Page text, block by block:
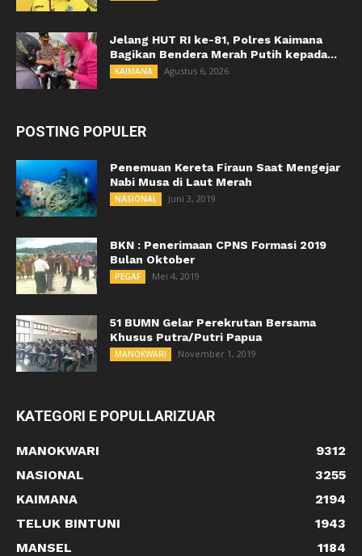
Jelang HUT RI ke-81, Polres Kaimana
Bagikan Bendera Merah Putih kepada...
KAIMANA Agustus 6, 2026
POSTING POPULER
Penemuan Kereta Firaun Saat Mengejar
Nabi Musa di Laut Merah
NASIONAL Juni 3, 2019
BKN : Penerimaan CPNS Formasi 2019
Bulan Oktober
PEGAF Mei 4, 2019
51 BUMN Gelar Perekrutan Bersama
Khusus Putra/Putri Papua
MANOKWARI November 1, 2019
KATEGORI E POPULLARIZUAR
MANOKWARI
9312
NASIONAL
3255
KAIMANA
2194
TELUK BINTUNI
1943
MANSEL
1184